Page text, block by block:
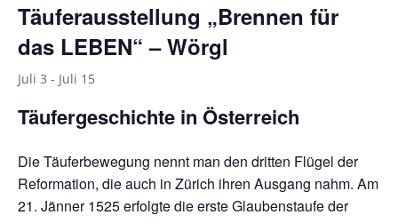
Täuferausstellung „Brennen für
das LEBEN“ – Wörgl
Juli 3 - Juli 15
Täufergeschichte in Österreich
Die Täuferbewegung nennt man den dritten Flügel der
Reformation, die auch in Zürich ihren Ausgang nahm. Am
21. Jänner 1525 erfolgte die erste Glaubenstaufe der